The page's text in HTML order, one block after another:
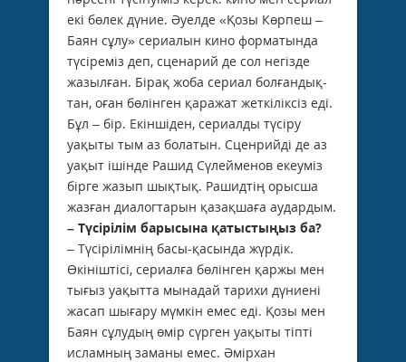
екі бөлек дүние. Әуелде «Қозы Көрпеш –
Баян сұлу» сериалын кино форматында
түсіреміз деп, сценарий де сол негізде
жазылған. Бірақ жоба сериал болғандық­
тан, оған бөлінген қаражат жеткіліксіз еді.
Бұл – бір. Екіншіден, сериалды түсіру
уақыты тым аз болатын. Сценрийді де аз
уақыт ішінде Рашид Сүлейменов екеуміз
бірге жазып шықтық. Рашидтің орысша
жазған диалогтарын қазақшаға аудардым.
– Түсірілім барысына қатыстыңыз ба?
– Түсірілімнiң басы-қасында жүрдік.
Өкініштісі, сериалға бөлінген қаржы мен
тығыз уақытта мынадай тарихи дүниені
жасап шығару мүмкін емес еді. Қозы мен
Баян сұлудың өмір сүрген уақыты тіпті
исламның заманы емес. Әмірхан